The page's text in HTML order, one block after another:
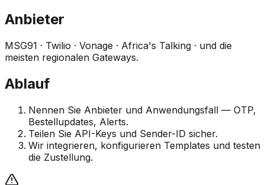
Anbieter
MSG91 · Twilio · Vonage · Africa's Talking · und die
meisten regionalen Gateways.
Ablauf
Nennen Sie Anbieter und Anwendungsfall — OTP,
Bestellupdates, Alerts.
Teilen Sie API-Keys und Sender-ID sicher.
Wir integrieren, konfigurieren Templates und testen
die Zustellung.